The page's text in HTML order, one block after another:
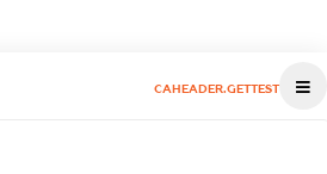
CAHEADER.GETTEST